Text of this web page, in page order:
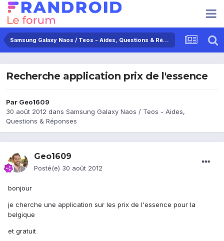
Samsung Galaxy Naos / Teos - Aides, Questions & Réponses
Recherche application prix de l'essence
Par Geo1609
30 août 2012 dans Samsung Galaxy Naos / Teos - Aides,
Questions & Réponses
Geo1609
Posté(e) 30 août 2012
bonjour
je cherche une application sur les prix de l'essence pour la
belgique
et gratuit